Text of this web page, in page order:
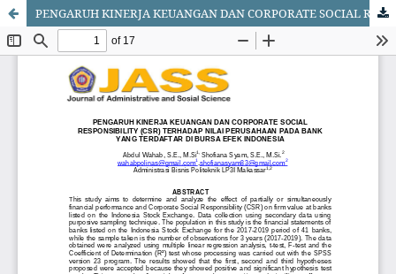
PENGARUH KINERJA KEUANGAN DAN CORPORATE SOCIAL RESPONSIBILITY (CSR) TERHADAP NILAI PERUSAHAAN PADA BANK YANG TERDAFTAR DI BURSA EFEK INDONESIA